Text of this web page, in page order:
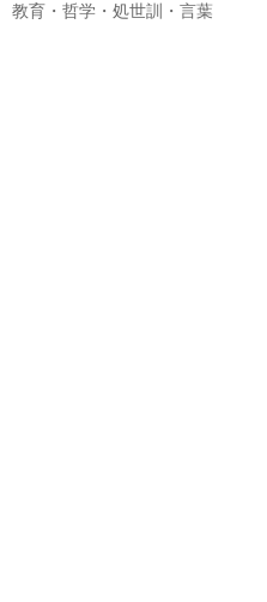
教育・哲学・処世訓・言葉